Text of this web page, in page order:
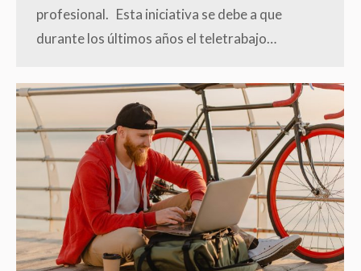
profesional. Esta iniciativa se debe a que
durante los últimos años el teletrabajo…